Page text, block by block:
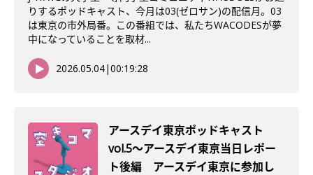
りするポッドキャスト、今月は03(ゼロサン)の配信月。03
は東京の市外局番。この番組では、私たちWACODESが夢
中になっていることを取材...
2026.05.04|00:19:28
アースデイ東京ポッドキャスト
vol.5〜アースデイ東京当日レポー
ト後編 アースデイ東京に参加し